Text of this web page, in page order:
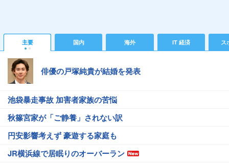
主要 国内 海外 IT 経済 ス
俳優の戸塚純貴が結婚を発表
池袋暴走事故 加害者家族の苦悩
秋篠宮家が「ご静養」されない訳
円安影響考えず 豪遊する家庭も
JR横浜線で居眠りのオーバーラン